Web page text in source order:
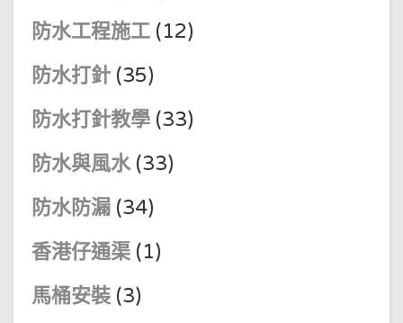
防水工程施工 (12)
防水打針 (35)
防水打針教學 (33)
防水與風水(33)
防水防漏 (34)
香港仔通渠 (1)
馬桶安裝 (3)